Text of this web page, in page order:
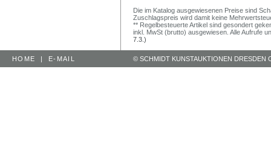
Die im Katalog ausgewiesenen Preise sind
Zuschlagspreis wird damit keine
** Regelbesteuerte Artikel sind gesondert
inkl. MwSt (brutto) ausgewiesen. Alle Aufrufe
7.3.)
HOME | E-MAIL © SCHMIDT KUNSTAUKTIONEN DRESDEN